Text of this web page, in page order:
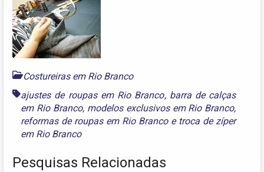
Costureiras em Rio Branco
ajustes de roupas em Rio Branco, barra de calças
em Rio Branco, modelos exclusivos em Rio Branco,
reformas de roupas em Rio Brancoe troca de zíper
em Rio Branco
Pesquisas Relacionadas